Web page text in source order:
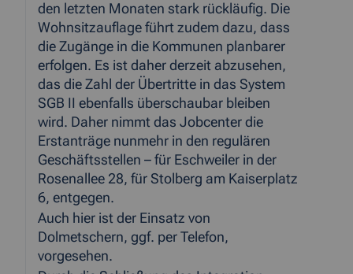
den letzten Monaten stark rückläufig. Die
Wohnsitzauflage führt zudem dazu, dass
die Zugänge in die Kommunen planbarer
erfolgen. Es ist daher derzeit abzusehen,
das die Zahl der Übertritte in das System
SGB II ebenfalls überschaubar bleiben
wird. Daher nimmt das Jobcenter die
Erstanträge nunmehr in den regulären
Geschäftsstellen – für Eschweiler in der
Rosenallee 28, für Stolberg am Kaiserplatz
6, entgegen.
Auch hier ist der Einsatz von
Dolmetschern, ggf. per Telefon,
vorgesehen.